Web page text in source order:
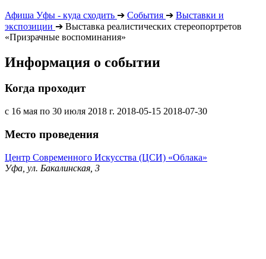
Афиша Уфы - куда сходить ➔ События ➔ Выставки и
экспозиции ➔ Выставка реалистических стереопортретов
«Призрачные воспоминания»
Информация о событии
Когда проходит
с 16 мая по 30 июля 2018 г. 2018-05-15 2018-07-30
Место проведения
Центр Современного Искусства (ЦСИ) «Облака»
Уфа, ул. Бакалинская, 3